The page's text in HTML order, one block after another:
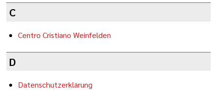
C
Centro Cristiano Weinfelden
D
Datenschutzerklärung